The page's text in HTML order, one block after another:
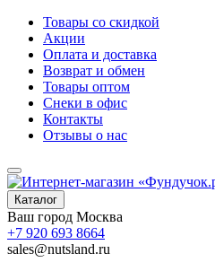
Товары со скидкой
Акции
Оплата и доставка
Возврат и обмен
Товары оптом
Снеки в офис
Контакты
Отзывы о нас
Каталог
Ваш город Москва
+7 920 693 8664
sales@nutsland.ru